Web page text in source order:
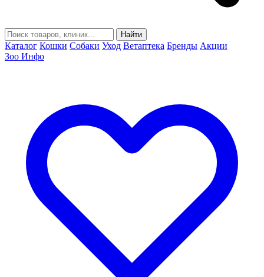
Найти
Каталог Кошки Собаки Уход Ветаптека Бренды Акции
Зоо Инфо